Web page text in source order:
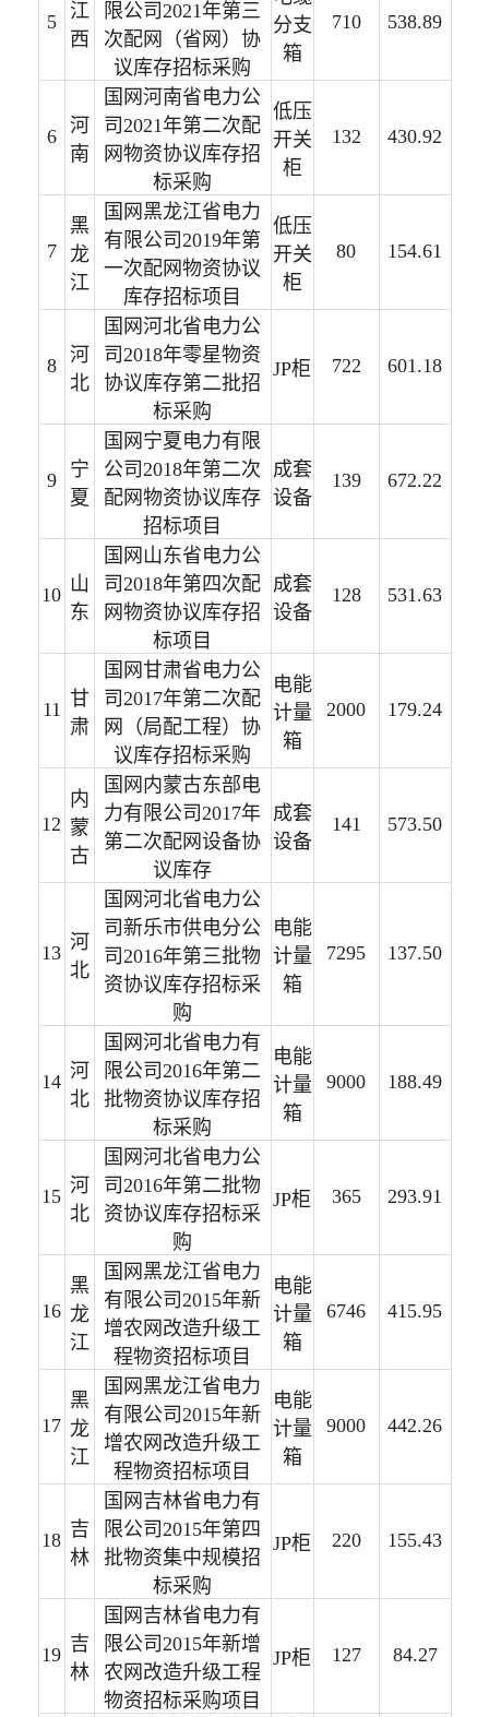
5
江
西
限公司2021年第三
次配网（省网）协
议库存招标采购
分支
箱
710 538.89
6
河
南
国网河南省电力公
司2021年第二次配
网物资协议库存招
标采购
低压
开关
柜
132 430.92
7
黑
龙
江
国网黑龙江省电力
有限公司2019年第
一次配网物资协议
库存招标项目
低压
开关
柜
80 154.61
8
河
北
国网河北省电力公
司2018年零星物资
协议库存第二批招
标采购
JP柜 722 601.18
9
宁
夏
国网宁夏电力有限
公司2018年第二次
配网物资协议库存
招标项目
成套
设备
139 672.22
10 山
东
国网山东省电力公
司2018年第四次配
网物资协议库存招
标项目
成套
设备
128 531.63
11 甘
肃
国网甘肃省电力公
司2017年第二次配
网（局配工程）协
议库存招标采购
电能
计量
箱
2000 179.24
12
内
蒙
古
国网内蒙古东部电
力有限公司2017年
第二次配网设备协
议库存
成套
设备
141 573.50
13 河
北
国网河北省电力公
司新乐市供电分公
司2016年第三批物
资协议库存招标采
购
电能
计量
箱
7295 137.50
14 河
北
国网河北省电力有
限公司2016年第二
批物资协议库存招
标采购
电能
计量
箱
9000 188.49
15 河
北
国网河北省电力公
司2016年第二批物
资协议库存招标采
购
JP柜 365 293.91
16
黑
龙
江
国网黑龙江省电力
有限公司2015年新
增农网改造升级工
程物资招标项目
电能
计量
箱
6746 415.95
17
黑
龙
江
国网黑龙江省电力
有限公司2015年新
增农网改造升级工
程物资招标项目
电能
计量
箱
9000 442.26
18 吉
林
国网吉林省电力有
限公司2015年第四
批物资集中规模招
标采购
JP柜 220 155.43
19 吉
林
国网吉林省电力有
限公司2015年新增
农网改造升级工程
物资招标采购项目
JP柜 127 84.27